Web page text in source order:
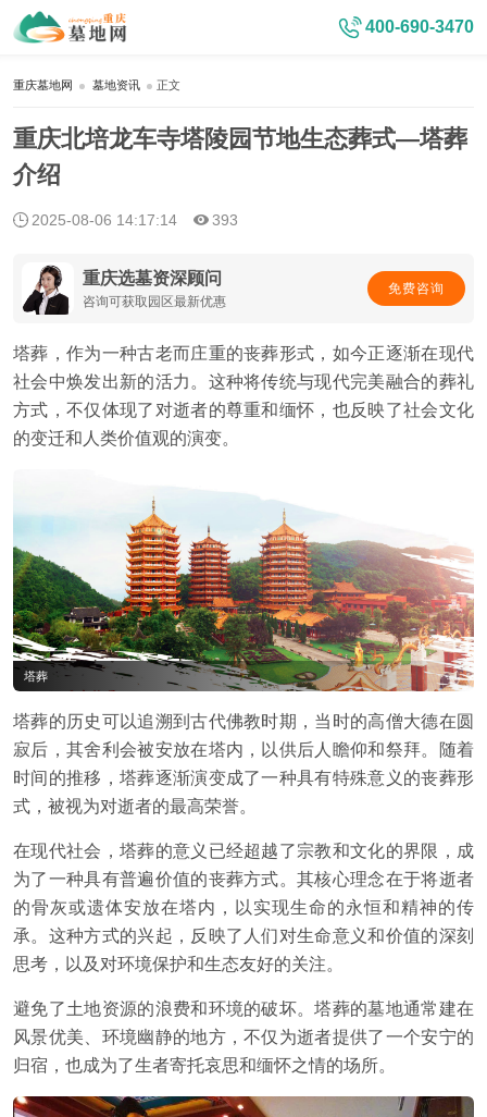
400-690-3470
重庆墓地网 墓地资讯 正文
重庆北培龙车寺塔陵园节地生态葬式—塔葬
介绍
2025-08-06 14:17:14 393
重庆选墓资深顾问
咨询可获取园区最新优惠
免费咨询
塔葬，作为一种古老而庄重的丧葬形式，如今正逐渐在现代
社会中焕发出新的活力。这种将传统与现代完美融合的葬礼
方式，不仅体现了对逝者的尊重和缅怀，也反映了社会文化
的变迁和人类价值观的演变。
塔葬
塔葬的历史可以追溯到古代佛教时期，当时的高僧大德在圆
寂后，其舍利会被安放在塔内，以供后人瞻仰和祭拜。随着
时间的推移，塔葬逐渐演变成了一种具有特殊意义的丧葬形
式，被视为对逝者的最高荣誉。
在现代社会，塔葬的意义已经超越了宗教和文化的界限，成
为了一种具有普遍价值的丧葬方式。其核心理念在于将逝者
的骨灰或遗体安放在塔内，以实现生命的永恒和精神的传
承。这种方式的兴起，反映了人们对生命意义和价值的深刻
思考，以及对环境保护和生态友好的关注。
避免了土地资源的浪费和环境的破坏。塔葬的墓地通常建在
风景优美、环境幽静的地方，不仅为逝者提供了一个安宁的
归宿，也成为了生者寄托哀思和缅怀之情的场所。